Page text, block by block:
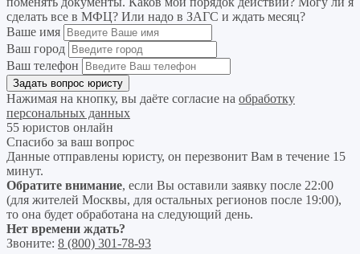
сделать все в МФЦ? Или надо в ЗАГС и ждать месяц?
Ваше имя
Ваш город
Ваш телефон
Нажимая на кнопку, вы даёте согласие на обработку
персональных данных
55 юристов онлайн
Спасибо за ваш вопрос
Данные отправлены юристу, он перезвонит Вам в течение 15
минут.
Обратите внимание, если Вы оставили заявку после 22:00
(для жителей Москвы, для остальных регионов после 19:00),
то она будет обработана на следующий день.
Нет времени ждать?
Звоните: 8 (800) 301-78-93